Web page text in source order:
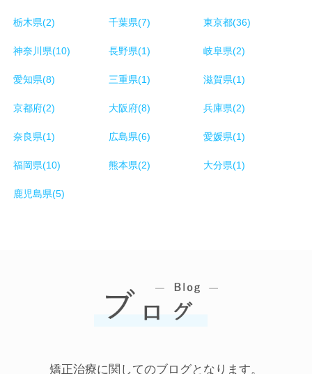
栃木県(2) 千葉県(7) 東京都(36)
神奈川県(10) 長野県(1) 岐阜県(2)
愛知県(8) 三重県(1) 滋賀県(1)
京都府(2) 大阪府(8) 兵庫県(2)
奈良県(1) 広島県(6) 愛媛県(1)
福岡県(10) 熊本県(2) 大分県(1)
鹿児島県(5)
矯正治療に関してのブログとなります。